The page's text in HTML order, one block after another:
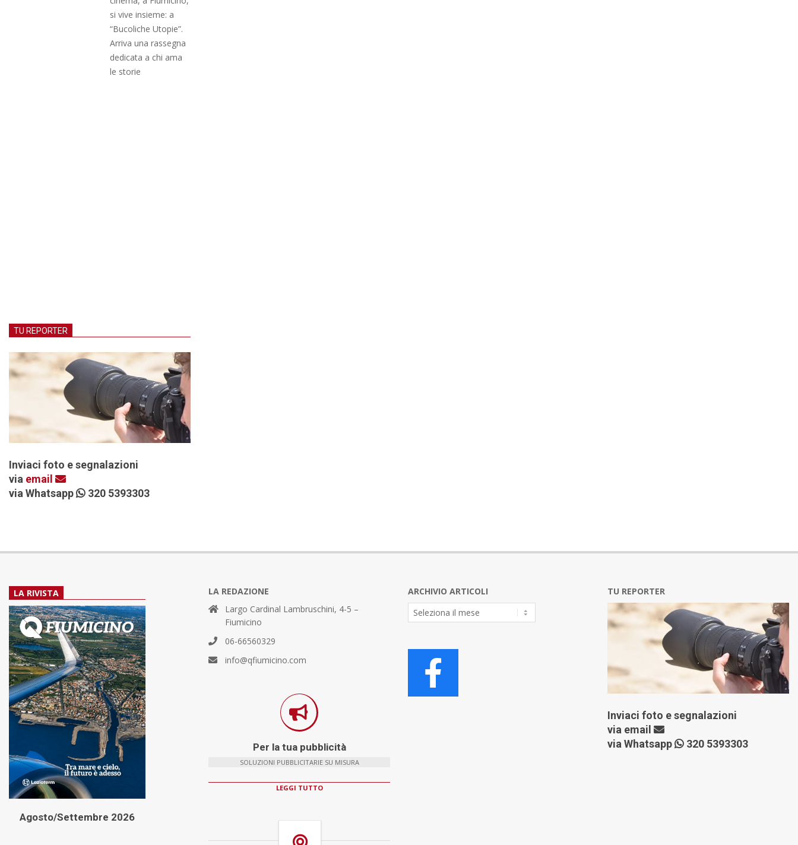
si vive insieme: a
“Bucoliche Utopie”.
Arriva una rassegna
dedicata a chi ama
le storie
TU REPORTER
Inviaci foto e segnalazioni
via email
via Whatsapp
320 5393303
LA RIVISTA
Agosto/Settembre 2026
LA REDAZIONE
Largo Cardinal Lambruschini, 4-5 –
Fiumicino
06-66560329
info@qfiumicino.com
Per la tua pubblicità
SOLUZIONI PUBBLICITARIE SU MISURA
LEGGI TUTTO
ARCHIVIO ARTICOLI
Archivio
Articoli
TU REPORTER
Inviaci foto e segnalazioni
via email
via Whatsapp
320 5393303